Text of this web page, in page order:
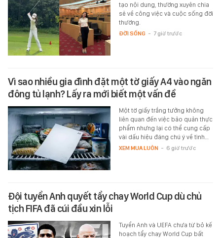
tạo nội dung, thường xuyên chia
sẻ về công việc và cuộc sống đời
thường.
ĐỜI SỐNG - 7 giờ trước
Vì sao nhiều gia đình đặt một tờ giấy A4 vào ngăn
đông tủ lạnh? Lấy ra mới biết một vấn đề
Một tờ giấy trắng tưởng không
liên quan đến việc bảo quản thực
phẩm nhưng lại có thể cung cấp
vài dấu hiệu đáng chú ý về tình…
XEM MUA LUÔN - 6 giờ trước
Đội tuyển Anh quyết tẩy chay World Cup dù chủ
tịch FIFA đã cúi đầu xin lỗi
Tuyển Anh và UEFA chưa từ bỏ kế
hoạch tẩy chay World Cup bất